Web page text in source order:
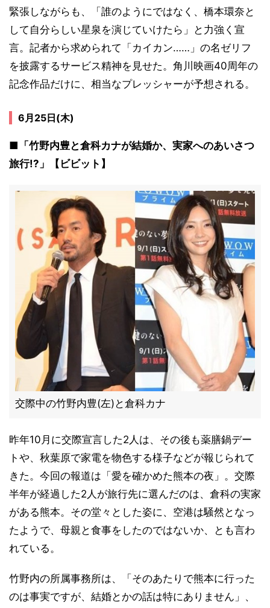
緊張しながらも、「誰のようにではなく、橋本環奈と
して自分らしい星泉を演じていけたら」と力強く宣
言。記者から求められて「カイカン……」の名ゼリフ
を披露するサービス精神を見せた。角川映画40周年の
記念作品だけに、相当なプレッシャーが予想される。
6月25日(木)
■「竹野内豊と倉科カナが結婚か、実家へのあいさつ
旅行!?」【ビビット】
交際中の竹野内豊(左)と倉科カナ
昨年10月に交際宣言した2人は、その後も薬膳鍋デー
トや、秋葉原で家電を物色する様子などが報じられて
きた。今回の報道は「愛を確かめた熊本の夜」。交際
半年が経過した2人が旅行先に選んだのは、倉科の実家
がある熊本。その堂々とした姿に、空港は騒然となっ
たようで、母親と食事をしたのではないか、とも言わ
れている。
竹野内の所属事務所は、「そのあたりで熊本に行った
のは事実ですが、結婚とかの話は特にありません」、